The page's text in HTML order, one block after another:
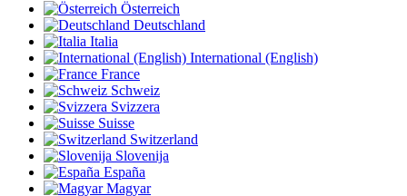
Österreich
Deutschland
Italia
International (English)
France
Schweiz
Svizzera
Suisse
Switzerland
Slovenija
España
Magyar